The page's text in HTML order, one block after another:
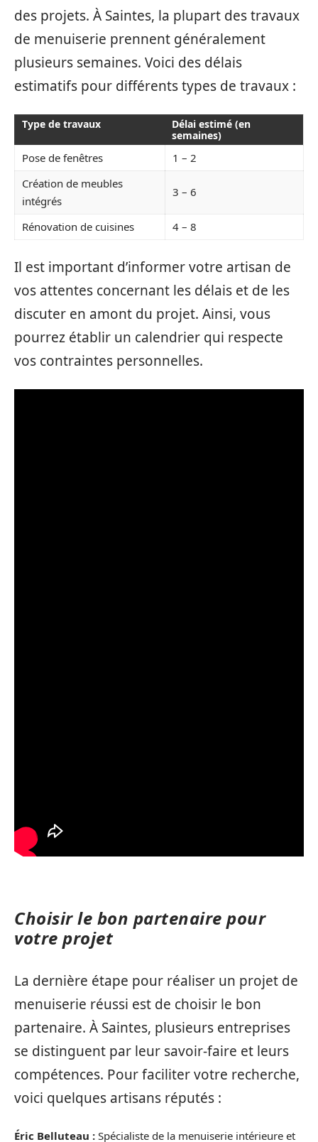
des projets. À Saintes, la plupart des travaux
de menuiserie prennent généralement
plusieurs semaines. Voici des délais
estimatifs pour différents types de travaux :
Type de travaux
Délai estimé (en
semaines)
Pose de fenêtres
1 – 2
Création de meubles
intégrés
3 – 6
Rénovation de cuisines 4 – 8
Il est important d’informer votre artisan de
vos attentes concernant les délais et de les
discuter en amont du projet. Ainsi, vous
pourrez établir un calendrier qui respecte
vos contraintes personnelles.
Choisir le bon partenaire pour
votre projet
La dernière étape pour réaliser un projet de
menuiserie réussi est de choisir le bon
partenaire. À Saintes, plusieurs entreprises
se distinguent par leur savoir-faire et leurs
compétences. Pour faciliter votre recherche,
voici quelques artisans réputés :
Éric Belluteau : Spécialiste de la menuiserie intérieure et